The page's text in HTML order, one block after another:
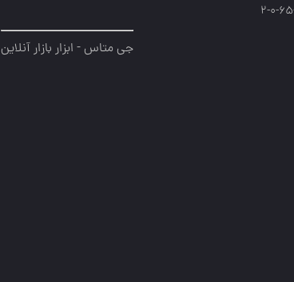
جی متاس - ابزار بازار آنلاین